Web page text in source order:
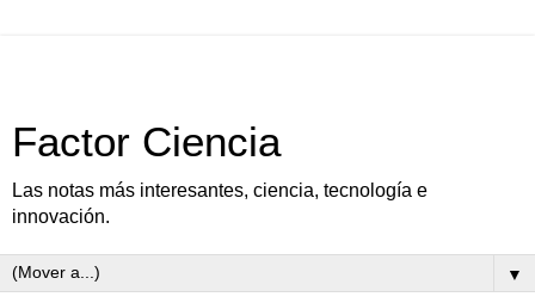
Factor Ciencia
Las notas más interesantes, ciencia, tecnología e
innovación.
▼